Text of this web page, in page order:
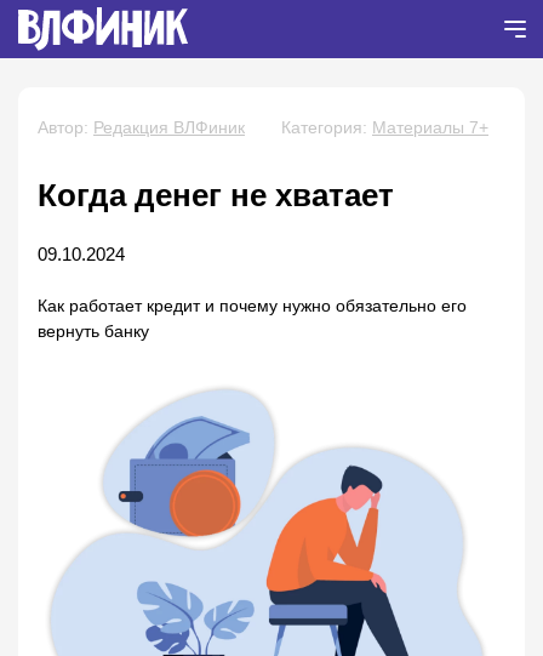
Автор: Редакция ВЛФиник Категория: Материалы 7+
Когда денег не хватает
09.10.2024
Как работает кредит и почему нужно обязательно его
вернуть банку